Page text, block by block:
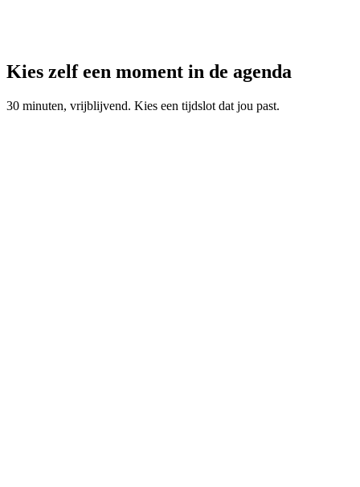
Kies zelf een moment in de agenda
30 minuten, vrijblijvend. Kies een tijdslot dat jou past.